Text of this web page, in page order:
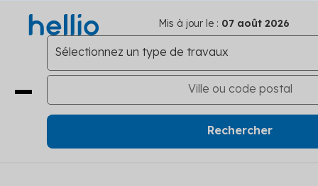
Mis à jour le : 07 août 2026